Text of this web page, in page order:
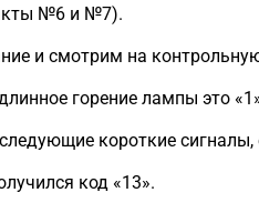
№6 и №7).
и смотрим на
горение лампы это
короткие сигналы,
код «13».